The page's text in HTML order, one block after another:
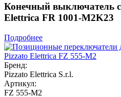
Конечный выключатель
Elettrica FR 1001-M2K23
Подробнее
Бренд:
Pizzato Elettrica S.r.l.
Артикул:
FZ 555-M2